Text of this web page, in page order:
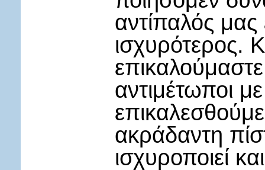
αντίπαλός μας
ισχυρότερος.
αντιμέτωποι
ακράδαντη
ισχυροποιεί